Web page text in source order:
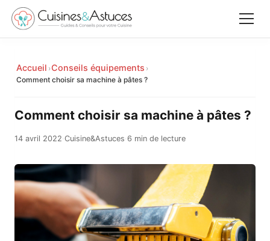
Le saviez-vous
Astuces
Rechercher
Accueil ›Conseils équipements ›
Comment choisir sa machine à pâtes ?
Comment choisir sa machine à pâtes ?
14 avril 2022·Cuisine&Astuces·6 min de lecture